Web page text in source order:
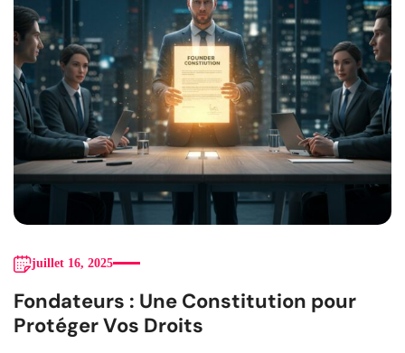
juillet 16, 2025
Fondateurs : Une Constitution pour
Protéger Vos Droits